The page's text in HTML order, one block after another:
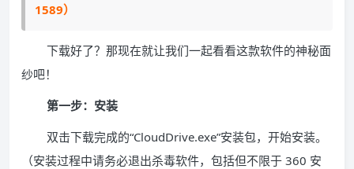
1589）
下载好了？那现在就让我们一起看看这款软件的神秘面
纱吧！
第一步：安装
双击下载完成的“CloudDrive.exe”安装包，开始安装。
（安装过程中请务必退出杀毒软件，包括但不限于 360 安